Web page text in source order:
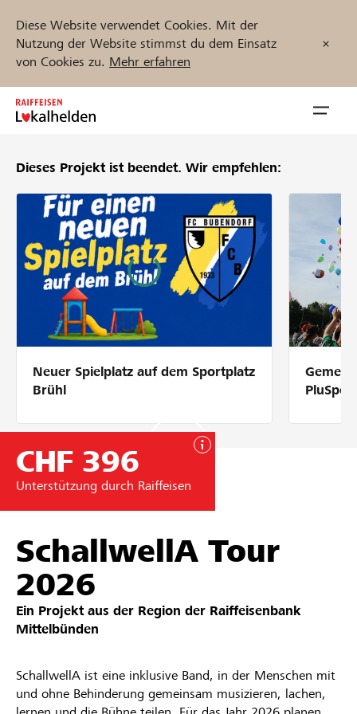
Diese Website verwendet Cookies. Mit der
Nutzung der Website stimmst du dem Einsatz
von Cookies zu. Mehr erfahren
Zum
Inhalt
Unterstützen
Hilfe & Support
Partner / Raiffeisenbank
Anmelden
Projekte und Organisationen finden
DE FR IT
Dieses Projekt ist beendet. Wir empfehlen:
Neuer Spielplatz auf dem Sportplatz
Brühl
CHF 396
Unterstützung durch Raiffeisen
SchallwellA Tour
2026
Ein Projekt aus der Region der Raiffeisenbank
Mittelbünden
SchallwellA ist eine inklusive Band, in der Menschen mit
und ohne Behinderung gemeinsam musizieren, lachen,